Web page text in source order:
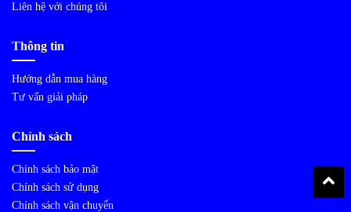
Liên hệ với chúng tôi
Thông tin
Hướng dẫn mua hàng
Tư vấn giải pháp
Chính sách
Chính sách bảo mật
Chính sách sử dụng
Chính sách vận chuyển